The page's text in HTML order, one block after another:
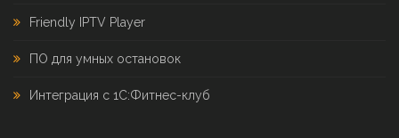
Friendly IPTV Player
ПО для умных остановок
Интеграция с 1С:Фитнес-клуб